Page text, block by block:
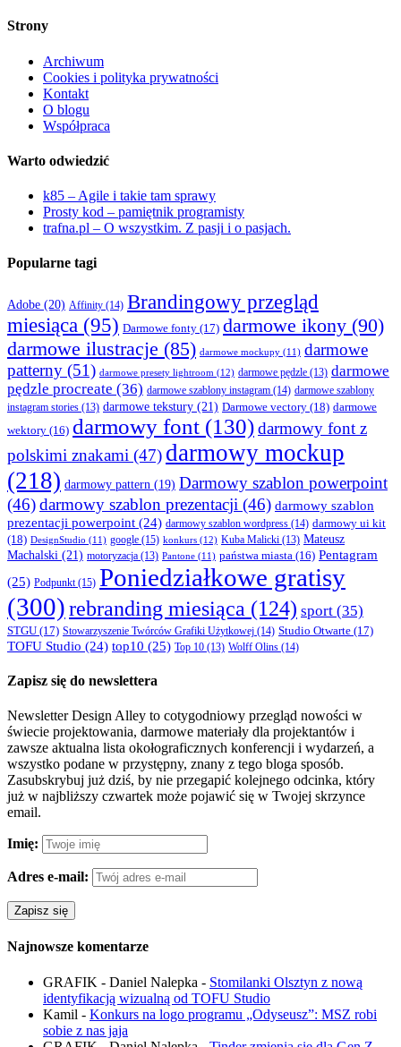
Strony
Archiwum
Cookies i polityka prywatności
Kontakt
O blogu
Współpraca
Warto odwiedzić
k85 – Agile i takie tam sprawy
Prosty kod – pamiętnik programisty
trafna.pl – O wszystkim. Z pasji i o pasjach.
Popularne tagi
Adobe (20) Affinity (14) Brandingowy przegląd
miesiąca (95) Darmowe fonty (17) darmowe ikony (90)
darmowe ilustracje (85) darmowe mockupy (11) darmowe
patterny (51) darmowe presety lightroom (12) darmowe pędzle (13) darmowe
pędzle procreate (36) darmowe szablony instagram (14) darmowe szablony
instagram stories (13) darmowe tekstury (21) Darmowe vectory (18) darmowe
wektory (16) darmowy font (130)darmowy font z
polskimi znakami (47) darmowy mockup
(218) darmowy pattern (19) Darmowy szablon powerpoint
(46)darmowy szablon prezentacji (46) darmowy szablon
prezentacji powerpoint (24) darmowy szablon wordpress (14) darmowy ui kit
(18) DesignStudio (11) google (15) konkurs (12) Kuba Malicki (13) Mateusz
Machalski (21) motoryzacja (13) Pantone (11) państwa miasta (16) Pentagram
(25) Podpunkt (15) Poniedziałkowe gratisy
(300)rebranding miesiąca (124) sport (35)
STGU (17) Stowarzyszenie Twórców Grafiki Użytkowej (14) Studio Otwarte (17)
TOFU Studio (24) top10 (25) Top 10 (13) Wolff Olins (14)
Zapisz się do newslettera
Newsletter Design Alley to cotygodniowy przegląd nowości w
świecie projektowania, darmowe materiały dla projektantów i
zawsze aktualna lista okołograficznych konferencji i wydarzeń, a
wszystko podane w przystępny, znany z tego bloga sposób.
Zasubskrybuj już dziś, by nie przegapić kolejnego odcinka, który
już w najbliższy czwartek może pojawić się w Twojej skrzynce
email.
Imię:
Adres e-mail:
Najnowsze komentarze
GRAFIK - Daniel Nalepka - Stomilanki Olsztyn z nową
identyfikacją wizualną od TOFU Studio
Kamil - Konkurs na logo programu „Odyseusz”: MSZ robi
sobie z nas jaja